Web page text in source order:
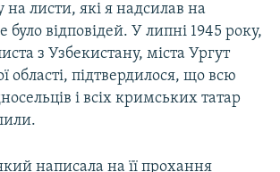
на листи, які я надсилав на
було відповідей. У липні 1945 року,
з Узбекистану, міста Ургут
області, підтвердилося, що всю
і всіх кримських татар
написала на її прохання